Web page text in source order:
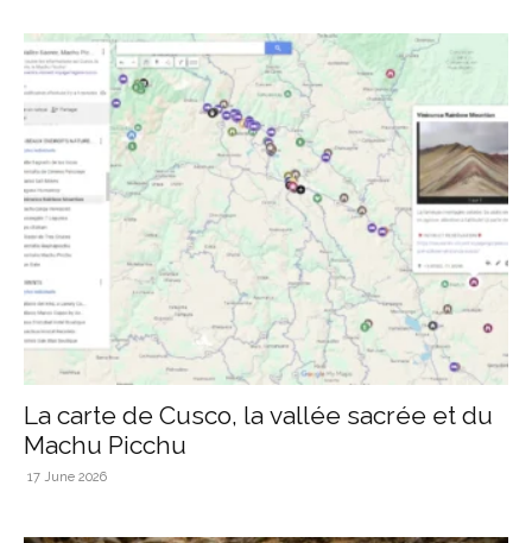
La carte de Cusco, la vallée sacrée et du
Machu Picchu
17 June 2026